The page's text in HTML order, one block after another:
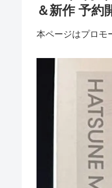
＆新作 予約
本ページはプロモ